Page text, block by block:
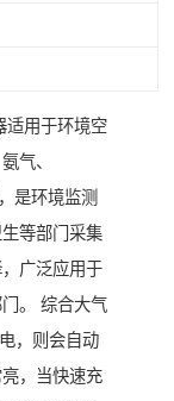
适用于环境空
气、
是环境监测
等部门采集
广泛应用于
。 综合大气
，则会自动
，当快速充